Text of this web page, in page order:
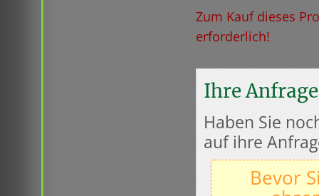
Zum Kauf dieses
erforderlich!
Ihre Anfrage
Haben Sie
auf ihre
Bevor